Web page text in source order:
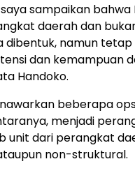
saya sampaikan bahwa
daerah dan
dibentuk, namun tetap
dan kemampuan
Handoko.
beberapa
menjadi
unit dari perangkat
non-struktural.